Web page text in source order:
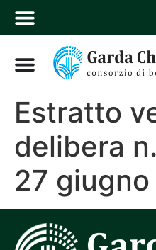
Estratto
delibera
27